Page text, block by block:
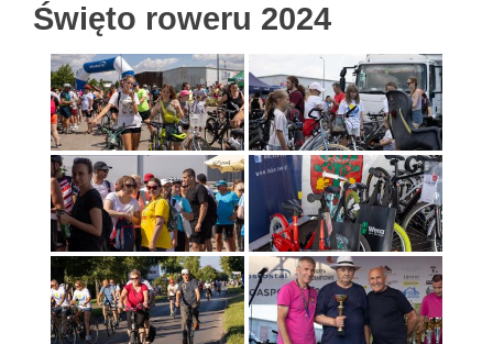
Święto roweru 2024